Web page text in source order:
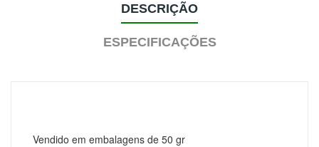
DESCRIÇÃO
ESPECIFICAÇÕES
Vendido em embalagens de 50 gr